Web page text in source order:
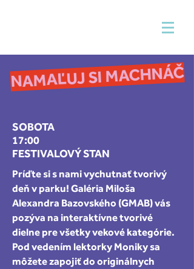
NAMAĽUJ SI MACHNÁČ
SOBOTA
17:00
FESTIVALOVÝ STAN
Príďte si s nami vychutnať tvorivý
deň v parku! Galéria Miloša
Alexandra Bazovského (GMAB) vás
pozýva na interaktívne tvorivé
dielne pre všetky vekové kategórie.
Pod vedením lektorky Moniky sa
môžete zapojiť do originálnych